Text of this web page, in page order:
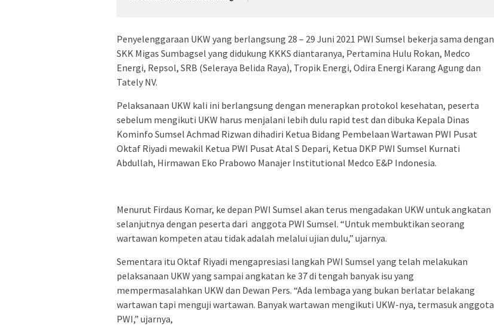
Penyelenggaraan UKW yang berlangsung 28 – 29 Juni 2021 PWI Sumsel bekerja sama dengan
SKK Migas Sumbagsel yang didukung KKKS diantaranya, Pertamina Hulu Rokan, Medco
Energi, Repsol, SRB (Seleraya Belida Raya), Tropik Energi, Odira Energi Karang Agung dan
Tately NV.
Pelaksanaan UKW kali ini berlangsung dengan menerapkan protokol kesehatan, peserta
sebelum mengikuti UKW harus menjalani lebih dulu rapid test dan dibuka Kepala Dinas
Kominfo Sumsel Achmad Rizwan dihadiri Ketua Bidang Pembelaan Wartawan PWI Pusat
Oktaf Riyadi mewakil Ketua PWI Pusat Atal S Depari, Ketua DKP PWI Sumsel Kurnati
Abdullah, Hirmawan Eko Prabowo Manajer Institutional Medco E&P Indonesia.
Menurut Firdaus Komar, ke depan PWI Sumsel akan terus mengadakan UKW untuk angkatan
selanjutnya dengan peserta dari anggota PWI Sumsel. “Untuk membuktikan seorang
wartawan kompeten atau tidak adalah melalui ujian dulu,” ujarnya.
Sementara itu Oktaf Riyadi mengapresiasi langkah PWI Sumsel yang telah melakukan
pelaksanaan UKW yang sampai angkatan ke 37 di tengah banyak isu yang
mempermasalahkan UKW dan Dewan Pers. “Ada lembaga yang bukan berlatar belakang
wartawan tapi menguji wartawan. Banyak wartawan mengikuti UKW-nya, termasuk anggota
PWI,” ujarnya,